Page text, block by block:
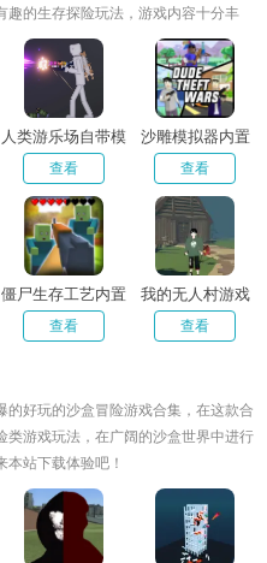
趣的生存探险玩法，游戏内容十分丰
人类游乐场自带模
组版
查看
沙雕模拟器内置
查看
僵尸生存工艺内置
功能菜单最新版
查看
我的无人村游戏
查看
好玩的沙盒冒险游戏合集，在这款合
类游戏玩法，在广阔的沙盒世界中进行
站下载体验吧！